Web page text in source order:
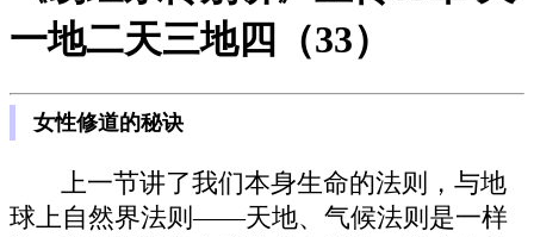
一地二天三地四（33）
女性修道的秘诀
上一节讲了我们本身生命的法则，与地
球上自然界法则——天地、气候法则是一样